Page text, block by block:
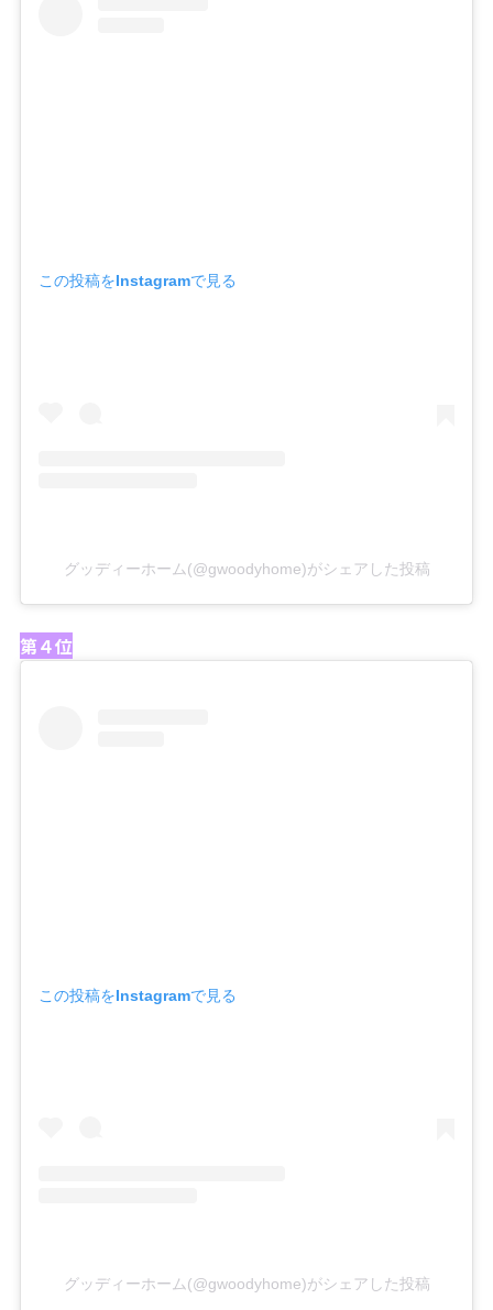
この投稿をInstagramで見る
グッディーホーム(@gwoodyhome)がシェアした投稿
第４位
この投稿をInstagramで見る
グッディーホーム(@gwoodyhome)がシェアした投稿